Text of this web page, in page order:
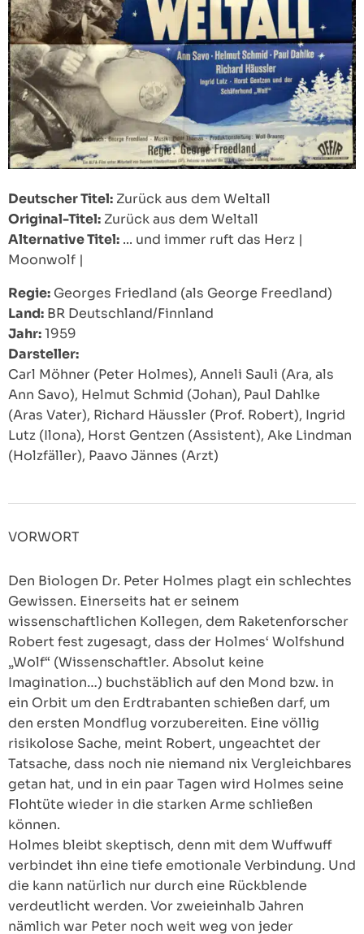
Deutscher Titel: Zurück aus dem Weltall
Original-Titel: Zurück aus dem Weltall
Alternative Titel: ... und immer ruft das Herz |
Moonwolf |
Regie: Georges Friedland (als George Freedland)
Land: BR Deutschland/Finnland
Jahr:1959
Darsteller:
Carl Möhner (Peter Holmes), Anneli Sauli (Ara, als
Ann Savo), Helmut Schmid (Johan), Paul Dahlke
(Aras Vater), Richard Häussler (Prof. Robert), Ingrid
Lutz (Ilona), Horst Gentzen (Assistent), Ake Lindman
(Holzfäller), Paavo Jännes (Arzt)
VORWORT
Den Biologen Dr. Peter Holmes plagt ein schlechtes
Gewissen. Einerseits hat er seinem
wissenschaftlichen Kollegen, dem Raketenforscher
Robert fest zugesagt, dass der Holmes‘ Wolfshund
„Wolf“ (Wissenschaftler. Absolut keine
Imagination…) buchstäblich auf den Mond bzw. in
ein Orbit um den Erdtrabanten schießen darf, um
den ersten Mondflug vorzubereiten. Eine völlig
risikolose Sache, meint Robert, ungeachtet der
Tatsache, dass noch nie niemand nix Vergleichbares
getan hat, und in ein paar Tagen wird Holmes seine
Flohtüte wieder in die starken Arme schließen
können.
Holmes bleibt skeptisch, denn mit dem Wuffwuff
verbindet ihn eine tiefe emotionale Verbindung. Und
die kann natürlich nur durch eine Rückblende
verdeutlicht werden. Vor zweieinhalb Jahren
nämlich war Peter noch weit weg von jeder